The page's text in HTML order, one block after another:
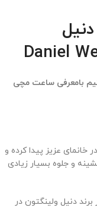
بامعرفی ساعت مچی
خانمای عزیز پیدا کرده و
و جلوه بسیار زیادی
دنیل ولینگتون در